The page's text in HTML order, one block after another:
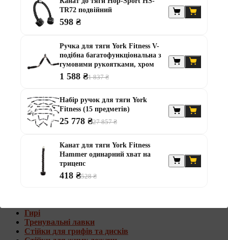
Штанги з w-подібним грифом
Жилети обтяжувачі
Диски та набори
Гантелі
Штанги
Штанги з гантелями та лавками
Грифи олімпійські
Тренувальні лавки
Стійки для грифів та дисків
Стійки для жиму лежачи
Штанги з гантелями та лавками
Диски та набори
Гантелі
Штанги
Гирі
Тренувальні лавки
Стійки для грифів та дисків
TR72 подвійний
598 ₴
Ручка для тяги York Fitness V-
подібна багатофункціональна з
гумовими рукоятками, хром
1 588 ₴1 837 ₴
Набір ручок для тяги York
Fitness (15 предметів)
25 778 ₴27 857 ₴
Канат для тяги York Fitness
Hammer одинарний хват на
трицепс
418 ₴528 ₴